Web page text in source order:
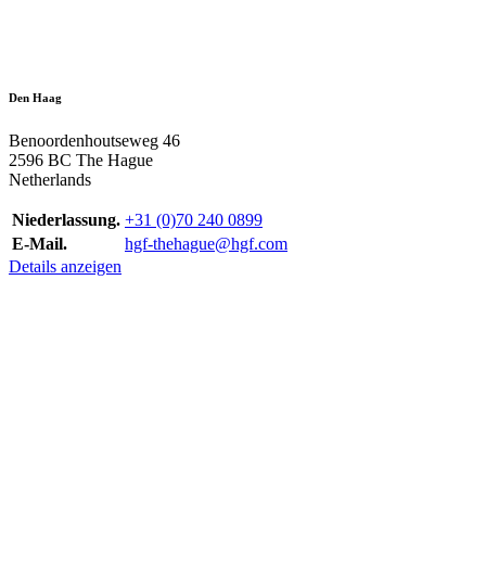
Den Haag
Benoordenhoutseweg 46
2596 BC The Hague
Netherlands
Niederlassung. +31 (0)70 240 0899
E-Mail.
hgf-thehague@hgf.com
Details anzeigen